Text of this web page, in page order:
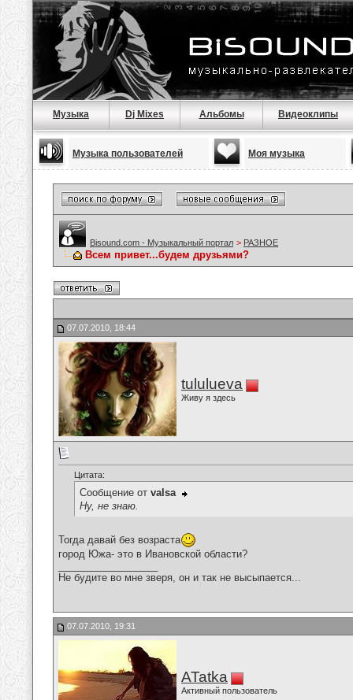
Музыка Dj Mixes Альбомы Видеоклипы
Музыка пользователей Моя музыка
Bisound.com - Музыкальный портал > РАЗНОЕ
Всем привет...будем друзьями?
07.07.2010, 18:44
tululueva
Живу я здесь
Цитата:
Сообщение от valsa
Ну, не знаю.
Тогда давай без возраста
город Южа- это в Ивановской области?
Не будите во мне зверя, он и так не высыпается...
07.07.2010, 19:31
ATatka
Активный пользователь